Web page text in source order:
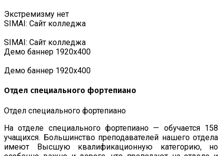
Экстремизму нет
SIMAI: Сайт колледжа
SIMAI: Сайт колледжа
Демо баннер 1920х400
Демо баннер 1920х400
Отдел специального фортепиано
Отдел специального фортепиано
На отделе специального фортепиано — обучается 158
учащихся. Большинство преподавателей нашего отдела
имеют Высшую квалификационную категорию, но